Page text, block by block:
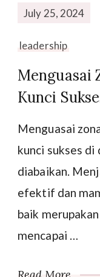
July 25, 2024
leadership
Menguasai
Kunci
Menguasai
kunci sukses di
diabaikan.
efektif dan
baik
mencapai …